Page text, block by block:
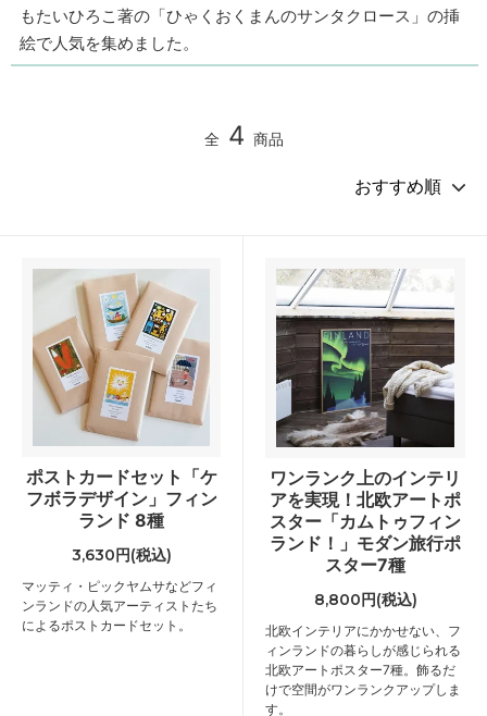
もたいひろこ著の「ひゃくおくまんのサンタクロース」の挿
絵で人気を集めました。
全 4 商品
ポストカードセット「ケ
フボラデザイン」フィン
ランド 8種
3,630円(税込)
マッティ・ピックヤムサなどフィ
ンランドの人気アーティストたち
によるポストカードセット。
ワンランク上のインテリ
アを実現！北欧アートポ
スター「カムトゥフィン
ランド！」モダン旅行ポ
スター7種
8,800円(税込)
北欧インテリアにかかせない、フ
ィンランドの暮らしが感じられる
北欧アートポスター7種。飾るだ
けで空間がワンランクアップしま
す。